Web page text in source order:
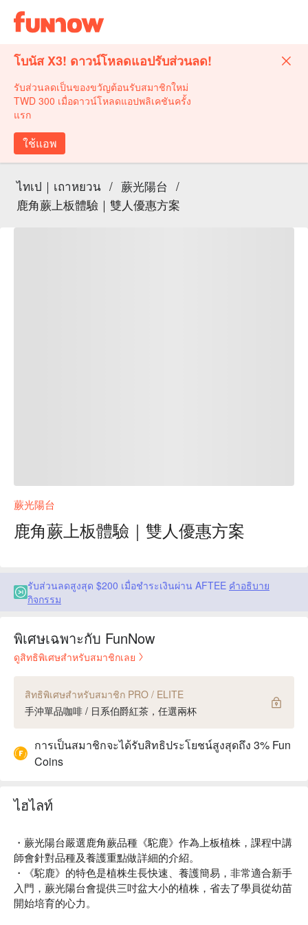
โบนัส X3! ดาวน์โหลดแอปรับส่วนลด!
รับส่วนลดเป็นของขวัญต้อนรับสมาชิกใหม่
TWD 300 เมื่อดาวน์โหลดแอปพลิเคชันครั้ง
แรก
ใช้แอพ
ไทเป｜เถาหยวน / 蕨光陽台 /
鹿角蕨上板體驗｜雙人優惠方案
蕨光陽台
鹿角蕨上板體驗｜雙人優惠方案
รับส่วนลดสูงสุด $200 เมื่อชำระเงินผ่าน AFTEE คำอธิบาย
กิจกรรม
พิเศษเฉพาะกับ FunNow
ดูสิทธิพิเศษสำหรับสมาชิกเลย
สิทธิพิเศษสำหรับสมาชิก PRO / ELITE
手沖單品咖啡 / 日系伯爵紅茶，任選兩杯
การเป็นสมาชิกจะได้รับสิทธิประโยชน์สูงสุดถึง 3% Fun
Coins
ไฮไลท์
・蕨光陽台嚴選鹿角蕨品種《駝鹿》作為上板植株，課程中講
師會針對品種及養護重點做詳細的介紹。
・《駝鹿》的特色是植株生長快速、養護簡易，非常適合新手
入門，蕨光陽台會提供三吋盆大小的植株，省去了學員從幼苗
開始培育的心力。